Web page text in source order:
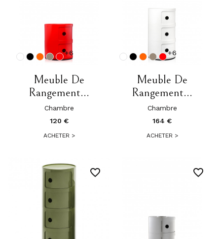
+6
Meuble De
Rangement...
Chambre
120 €
ACHETER >
+6
Meuble De
Rangement...
Chambre
164 €
ACHETER >
favorite_border favorite_border